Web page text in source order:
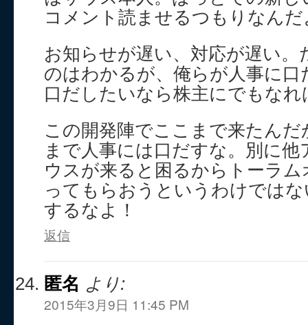
コメント読ませるつもりなんだ
お知らせが遅い、対応が遅い
のはわかるが、俺らが人事に
口だしたいなら株主にでもなれ
この開発陣でここまで来たん
まで人事には口だすな。別に
ウスが来ると困るからトーラ
ってもらおうというわけでは
するなよ！
返信
匿名 より:
2015年3月9日 11:45 PM